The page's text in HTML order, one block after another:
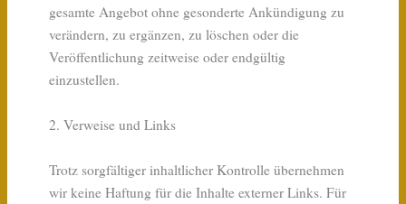
gesamte Angebot ohne gesonderte Ankündigung zu
verändern, zu ergänzen, zu löschen oder die
Veröffentlichung zeitweise oder endgültig
einzustellen.
2. Verweise und Links
Trotz sorgfältiger inhaltlicher Kontrolle übernehmen
wir keine Haftung für die Inhalte externer Links. Für